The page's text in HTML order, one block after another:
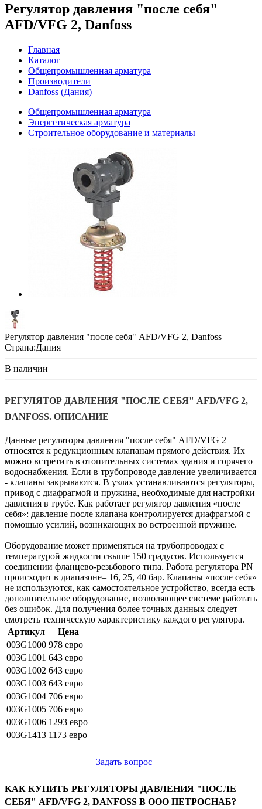
Регулятор давления "после себя"
AFD/VFG 2, Danfoss
Главная
Каталог
Общепромышленная арматура
Производители
Danfoss (Дания)
Общепромышленная арматура
Энергетическая арматура
Строительное оборудование и материалы
Регулятор давления "после себя" AFD/VFG 2, Danfoss
Страна:Дания
В наличии
РЕГУЛЯТОР ДАВЛЕНИЯ "ПОСЛЕ СЕБЯ" AFD/VFG 2,
DANFOSS. ОПИСАНИЕ
Данные регуляторы давления "после себя" AFD/VFG 2
относятся к редукционным клапанам прямого действия. Их
можно встретить в отопительных системах здания и горячего
водоснабжения. Если в трубопроводе давление увеличивается
- клапаны закрываются. В узлах устанавливаются регуляторы,
привод с диафрагмой и пружина, необходимые для настройки
давления в трубе. Как работает регулятор давления «после
себя»: давление после клапана контролируется диафрагмой с
помощью усилий, возникающих во встроенной пружине.
Оборудование может применяться на трубопроводах с
температурой жидкости свыше 150 градусов. Используется
соединении фланцево-резьбового типа. Работа регулятора PN
происходит в диапазоне– 16, 25, 40 бар. Клапаны «после себя»
не используются, как самостоятельное устройство, всегда есть
дополнительное оборудование, позволяющее системе работать
без ошибок. Для получения более точных данных следует
смотреть техническую характеристику каждого регулятора.
Артикул
Цена
003G1000 978 евро
003G1001 643 евро
003G1002 643 евро
003G1003 643 евро
003G1004 706 евро
003G1005 706 евро
003G1006 1293 евро
003G1413 1173 евро
Задать вопрос
KАК КУПИТЬ РЕГУЛЯТОРЫ ДАВЛЕНИЯ "ПОСЛЕ
СЕБЯ" AFD/VFG 2, DANFOSS В ООО ПЕТРОСНАБ?